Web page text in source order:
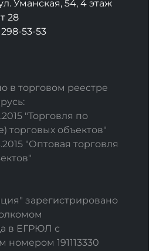
Уманская, 54, 4 этаж
28
298-53-53
в торговом реестре
"Торговля по
торговых объектов"
"Оптовая торговля
зарегистрировано
в ЕГРЮЛ с
номером 191113330